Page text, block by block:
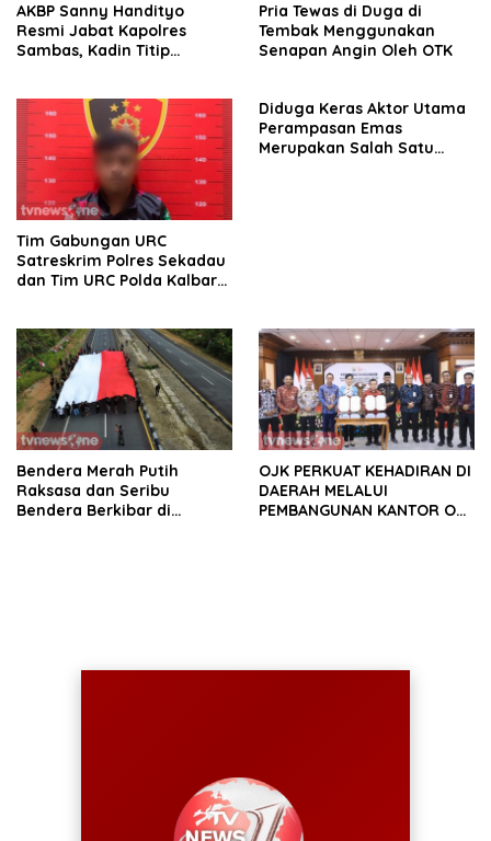
AKBP Sanny Handityo
Resmi Jabat Kapolres
Sambas, Kadin Titip
Pria Tewas di Duga di
Tembak Menggunakan
Senapan Angin Oleh OTK
Tim Gabungan URC
Satreskrim Polres Sekadau
dan Tim URC Polda Kalbar
Diduga Keras Aktor Utama
Perampasan Emas
Merupakan Salah Satu
Bendera Merah Putih
Raksasa dan Seribu
Bendera Berkibar di
OJK PERKUAT KEHADIRAN DI
DAERAH MELALUI
PEMBANGUNAN KANTOR OJK